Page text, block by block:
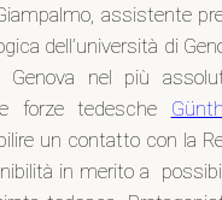
assistente
dell’università di
nel più
forze tedesche
un contatto con la
in merito a